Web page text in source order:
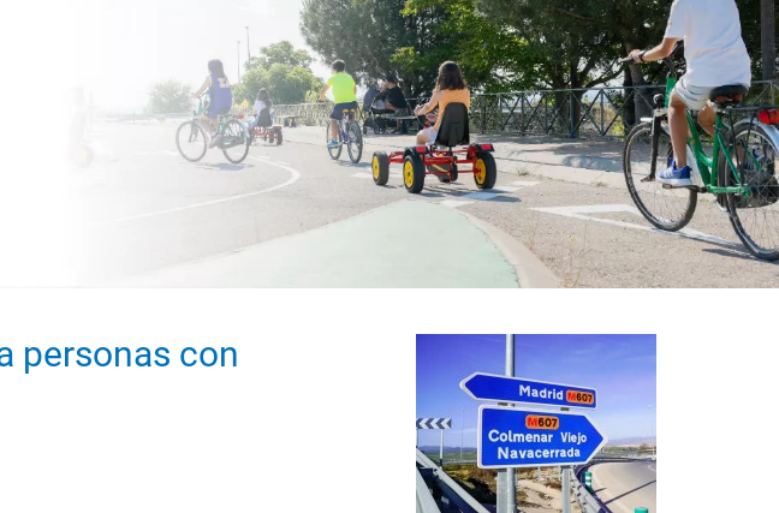
personas con